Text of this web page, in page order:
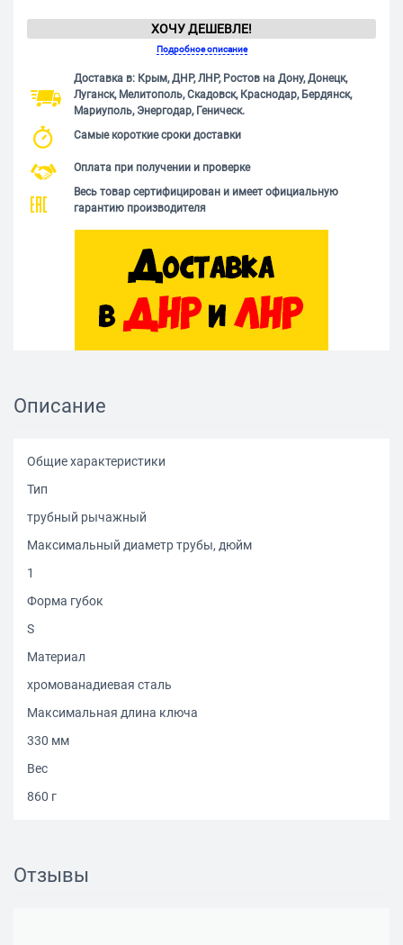
ХОЧУ ДЕШЕВЛЕ!
Подробное описание
Доставка в: Крым, ДНР, ЛНР, Ростов на Дону, Донецк,
Луганск, Мелитополь, Скадовск, Краснодар, Бердянск,
Мариуполь, Энергодар, Геническ.
Самые короткие сроки доставки
Оплата при получении и проверке
Весь товар сертифицирован и имеет официальную
гарантию производителя
Описание
Общие характеристики
Тип
трубный рычажный
Максимальный диаметр трубы, дюйм
1
Форма губок
S
Материал
хромованадиевая сталь
Максимальная длина ключа
330 мм
Вес
860 г
Отзывы